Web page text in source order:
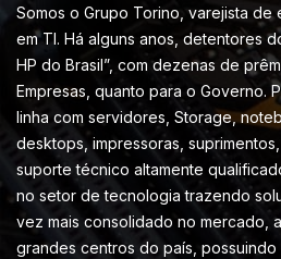
Somos o Grupo Torino, varejista de
em TI. Há alguns anos, detentores
HP do Brasil”, com dezenas de
Empresas, quanto para o Governo.
linha com servidores, Storage,
desktops, impressoras,
suporte técnico altamente
no setor de tecnologia trazendo
vez mais consolidado no mercado,
grandes centros do país, possuindo